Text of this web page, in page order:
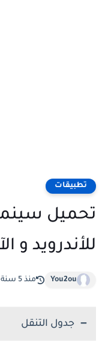
تطبيقات
تحميل
للأندرويد و
You2ou منذ 5 سنة
جدول التنقل